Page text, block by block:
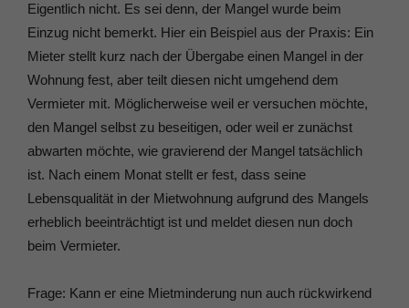
Eigentlich nicht. Es sei denn, der Mangel wurde beim
Einzug nicht bemerkt. Hier ein Beispiel aus der Praxis: Ein
Mieter stellt kurz nach der Übergabe einen Mangel in der
Wohnung fest, aber teilt diesen nicht umgehend dem
Vermieter mit. Möglicherweise weil er versuchen möchte,
den Mangel selbst zu beseitigen, oder weil er zunächst
abwarten möchte, wie gravierend der Mangel tatsächlich
ist. Nach einem Monat stellt er fest, dass seine
Lebensqualität in der Mietwohnung aufgrund des Mangels
erheblich beeinträchtigt ist und meldet diesen nun doch
beim Vermieter.
Frage: Kann er eine Mietminderung nun auch rückwirkend